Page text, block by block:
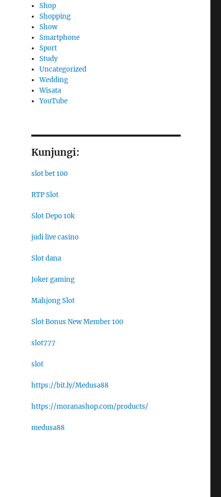
Shop
Shopping
Show
Smartphone
Sport
Study
Uncategorized
Wedding
Wisata
YouTube
Kunjungi:
slot bet 100
RTP Slot
Slot Depo 10k
judi live casino
Slot dana
Joker gaming
Mahjong Slot
Slot Bonus New Member 100
slot777
slot
https://bit.ly/Medusa88
https://moranashop.com/products/
medusa88